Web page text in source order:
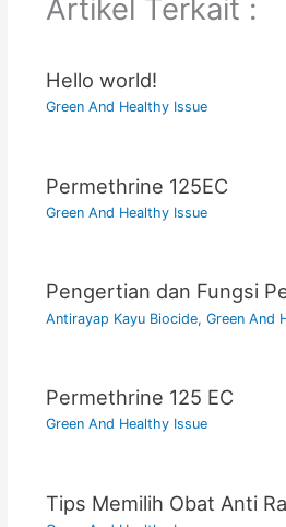
Artikel Terkait :
Hello world!
Green And Healthy Issue
Permethrine 125EC
Green And Healthy Issue
Pengertian dan Fungsi
Antirayap Kayu Biocide, Green And
Permethrine 125 EC
Green And Healthy Issue
Tips Memilih Obat Anti